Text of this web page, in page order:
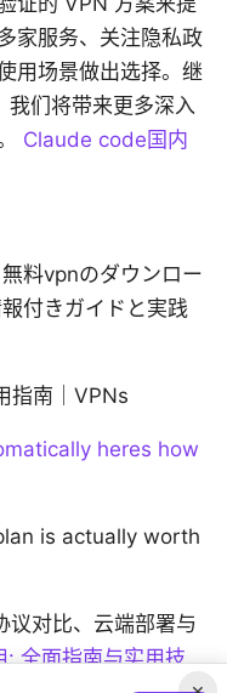
家服务、关注隐私政
用场景做出选择。继
们将带来更多深入
Claude code国内
料vpnのダウンロー
付きガイドと実践
指南｜VPNs
heres how
is actually worth
议对比、云端部署与
全面指南与实用技